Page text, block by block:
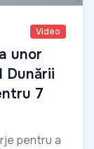
Video
unor
Dunării
7
pentru a